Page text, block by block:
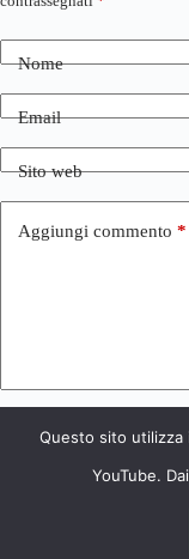
Nome
Email
Sito web
Aggiungi commento *
Invia commento
Questo sito utilizza
YouTube.